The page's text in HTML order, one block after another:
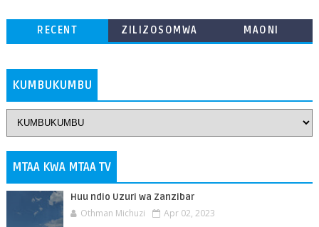
RECENT
ZILIZOSOMWA
MAONI
KUMBUKUMBU
MTAA KWA MTAA TV
Huu ndio Uzuri wa Zanzibar
Othman Michuzi Apr 02, 2023